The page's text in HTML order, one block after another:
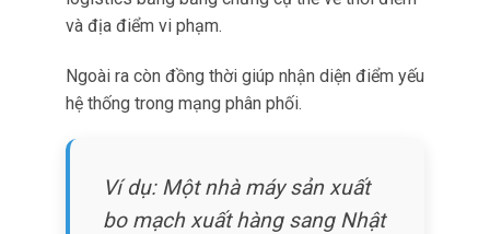
hàng hóa đứng yên trong môi trường không
kiểm soát có thể trải qua thay đổi nhiệt độ
nhanh chóng.
Thiết bị theo dõi FMC234 tích hợp pin 1.000
mAh nên có khả năng hoạt động liên tục.
Vì vậy duy trì giám sát ổn định ngay cả khi
nguồn điện xe bị mất hoặc ngắt kết nối.